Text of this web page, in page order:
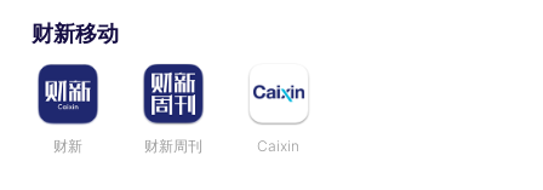
财新移动
财新 财新周刊 Caixin